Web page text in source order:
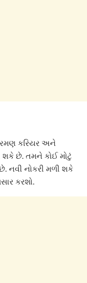
કરિયર અને
શકે છે. તમને કોઈ મોટું
નવી નોકરી મળી શકે
કરશો.